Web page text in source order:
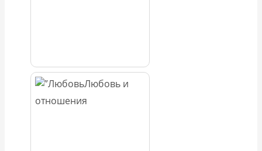
Любовь и
отношения